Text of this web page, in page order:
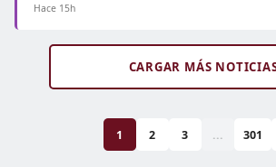
Hace 15h
CARGAR MÁS
1 2 3 ... 301